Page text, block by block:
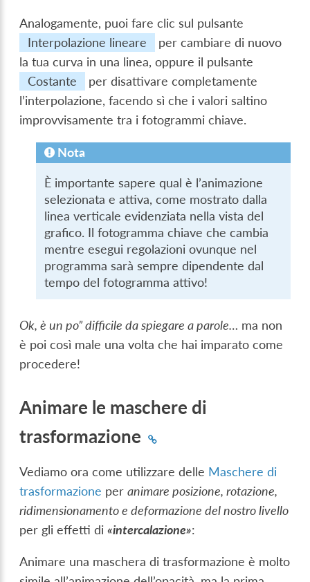
Analogamente, puoi fare clic sul pulsante
Interpolazione lineare
per cambiare di nuovo
la tua curva in una linea, oppure il pulsante
Costante
per disattivare completamente
l’interpolazione, facendo sì che i valori saltino
improvvisamente tra i fotogrammi chiave.
Nota
È importante sapere qual è l’animazione
selezionata e attiva, come mostrato dalla
linea verticale evidenziata nella vista del
grafico. Il fotogramma chiave che cambia
mentre esegui regolazioni ovunque nel
programma sarà sempre dipendente dal
tempo del fotogramma attivo!
Ok, è un po” difficile da spiegare a parole… ma non
è poi così male una volta che hai imparato come
procedere!
Animare le maschere di
trasformazione
Vediamo ora come utilizzare delle Maschere di
trasformazione peranimare posizione, rotazione,
ridimensionamento e deformazione del nostro livello
per gli effetti di«intercalazione»:
Animare una maschera di trasformazione è molto